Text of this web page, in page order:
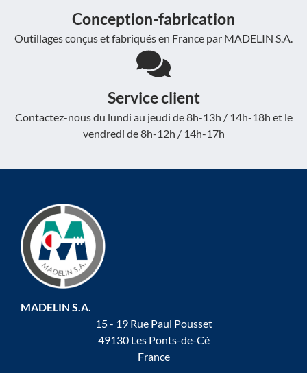
Conception-fabrication
Outillages conçus et fabriqués en France par MADELIN S.A.
Service client
Contactez-nous du lundi au jeudi de 8h-13h / 14h-18h et le
vendredi de 8h-12h / 14h-17h
MADELIN S.A.
15 - 19 Rue Paul Pousset
49130 Les Ponts-de-Cé
France